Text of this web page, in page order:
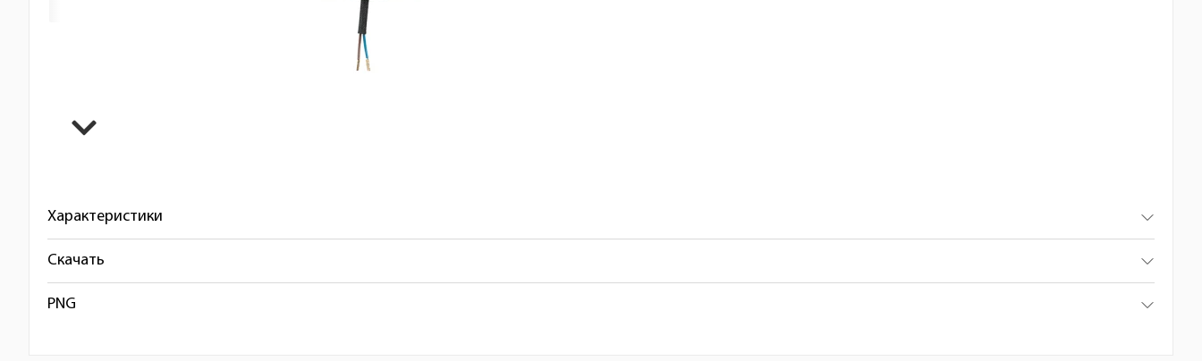
Характеристики
Скачать
PNG